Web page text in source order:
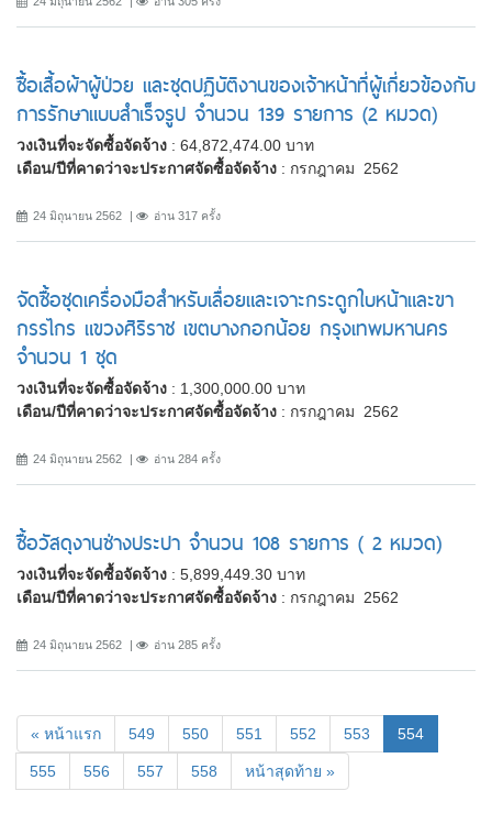
ซื้อเสื้อผ้าผู้ป่วย และชุดปฏิบัติงานของเจ้าหน้าที่ผู้เกี่ยวข้องกับ
การรักษาแบบสำเร็จรูป จำนวน 139 รายการ (2 หมวด)
วงเงินที่จะจัดซื้อจัดจ้าง : 64,872,474.00 บาท
เดือน/ปีที่คาดว่าจะประกาศจัดซื้อจัดจ้าง : กรกฎาคม 2562
24 มิถุนายน 2562 อ่าน 317 ครั้ง
จัดซื้อชุดเครื่องมือสำหรับเลื่อยและเจาะกระดูกใบหน้าและขา
กรรไกร แขวงศิริราช เขตบางกอกน้อย กรุงเทพมหานคร
จำนวน 1 ชุด
วงเงินที่จะจัดซื้อจัดจ้าง : 1,300,000.00 บาท
เดือน/ปีที่คาดว่าจะประกาศจัดซื้อจัดจ้าง : กรกฎาคม 2562
24 มิถุนายน 2562 อ่าน 284 ครั้ง
ซื้อวัสดุงานช่างประปา จํานวน 108 รายการ ( 2 หมวด)
วงเงินที่จะจัดซื้อจัดจ้าง : 5,899,449.30 บาท
เดือน/ปีที่คาดว่าจะประกาศจัดซื้อจัดจ้าง : กรกฎาคม 2562
24 มิถุนายน 2562 อ่าน 285 ครั้ง
« หน้าแรก 549 550 551 552 553 554(current)
555 556 557 558 หน้าสุดท้าย »